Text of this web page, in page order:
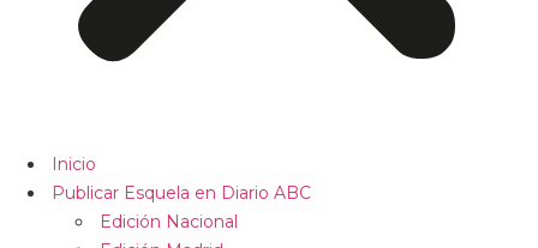
Inicio
Publicar Esquela en Diario ABC
Edición Nacional